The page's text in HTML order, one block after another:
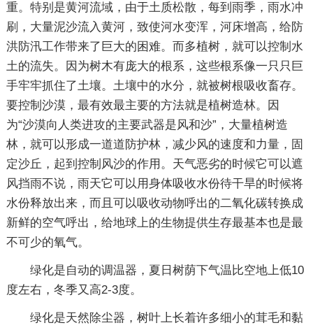
重。特别是黄河流域，由于土质松散，每到雨季，雨水冲
刷，大量泥沙流入黄河，致使河水变浑，河床增高，给防
洪防汛工作带来了巨大的困难。而多植树，就可以控制水
土的流失。因为树木有庞大的根系，这些根系像一只只巨
手牢牢抓住了土壤。土壤中的水分，就被树根吸收畜存。
要控制沙漠，最有效最主要的方法就是植树造林。因
为“沙漠向人类进攻的主要武器是风和沙”，大量植树造
林，就可以形成一道道防护林，减少风的速度和力量，固
定沙丘，起到控制风沙的作用。天气恶劣的时候它可以遮
风挡雨不说，雨天它可以用身体吸收水份待干旱的时候将
水份释放出来，而且可以吸收动物呼出的二氧化碳转换成
新鲜的空气呼出，给地球上的生物提供生存最基本也是最
不可少的氧气。
绿化是自动的调温器，夏日树荫下气温比空地上低10
度左右，冬季又高2-3度。
绿化是天然除尘器，树叶上长着许多细小的茸毛和黏